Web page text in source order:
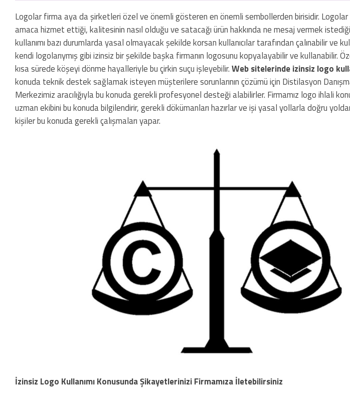
Logolar firma aya da şirketleri özel ve önemli gösteren en önemli sembollerden birisidir.
amaca hizmet ettiği, kalitesinin nasıl olduğu ve satacağı ürün hakkında ne mesaj vermek
kullanımı bazı durumlarda yasal olmayacak şekilde korsan kullanıcılar tarafından çalınabilir ve
kendi logolarıymış gibi izinsiz bir şekilde başka firmanın logosunu kopyalayabilir ve kullanabilir.
kısa sürede köşeyi dönme hayalleriyle bu çirkin suçu işleyebilir.Web sitelerinde izinsiz logo
konuda teknik destek sağlamak isteyen müşterilere sorunlarının çözümü için Distilasyon
Merkezimiz aracılığıyla bu konuda gerekli profesyonel desteği alabilirler. Firmamız logo ihlali
uzman ekibini bu konuda bilgilendirir, gerekli dökümanları hazırlar ve işi yasal yollarla doğru
kişiler bu konuda gerekli çalışmaları yapar.
İzinsiz Logo Kullanımı Konusunda Şikayetlerinizi Firmamıza İletebilirsiniz